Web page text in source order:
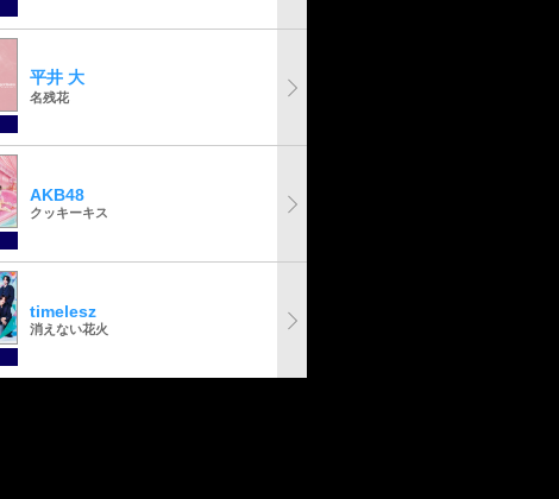
平井 大
名残花
AKB48
クッキーキス
timelesz
消えない花火